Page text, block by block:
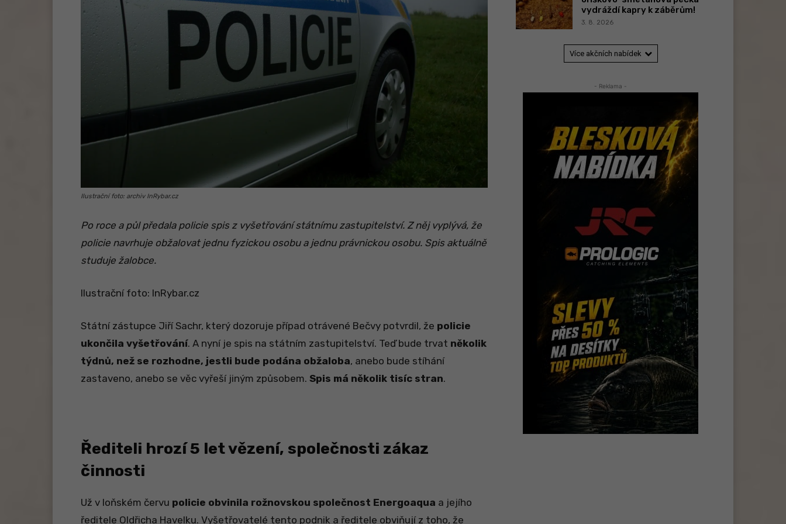
Ilustrační foto: archiv InRybar.cz
Po roce a půl předala policie spis z vyšetřování státnímu zastupitelství. Z něj vyplývá, že
policie navrhuje obžalovat jednu fyzickou osobu a jednu právnickou osobu. Spis aktuálně
studuje žalobce.
Ilustrační foto: InRybar.cz
Státní zástupce Jiří Sachr, který dozoruje případ otrávené Bečvy potvrdil, že policie
ukončila vyšetřování. A nyní je spis na státním zastupitelství. Teď bude trvat několik
týdnů, než se rozhodne, jestli bude podána obžaloba, anebo bude stíhání
zastaveno, anebo se věc vyřeší jiným způsobem. Spis má několik tisíc stran.
Řediteli hrozí 5 let vězení, společnosti zákaz
činnosti
Už v loňském červu policie obvinila rožnovskou společnost Energoaqua a jejího
ředitele Oldřicha Havelku. Vyšetřovatelé tento podnik a ředitele obviňují z toho, že
vydráždí kapry k záběrům!
3. 8. 2026
Více akčních nabídek
- Reklama -